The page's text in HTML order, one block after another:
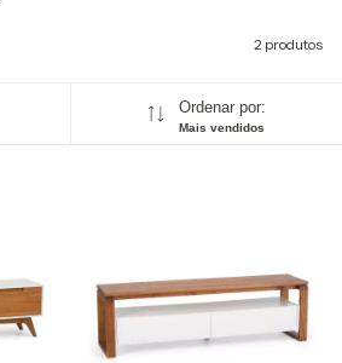
2 produtos
Ordenar por:
Mais vendidos